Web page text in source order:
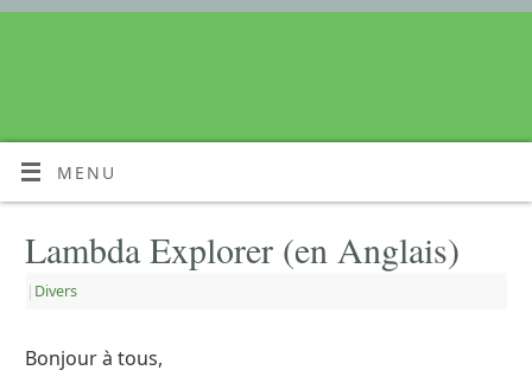
MENU
Lambda Explorer (en Anglais)
| Divers
Bonjour à tous,